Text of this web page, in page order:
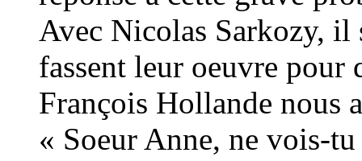
Avec Nicolas Sarkozy, il
fassent leur oeuvre pour
François Hollande nous
« Soeur Anne, ne vois-